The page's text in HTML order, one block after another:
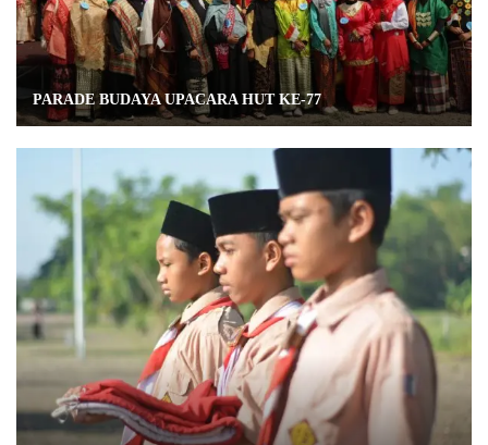
PARADE BUDAYA UPACARA HUT KE-77